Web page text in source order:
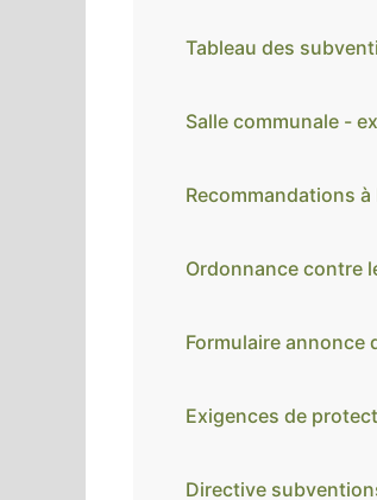
Tableau des
Salle communale -
Recommandations
Ordonnance contre
Formulaire annonce
Exigences de
Directive